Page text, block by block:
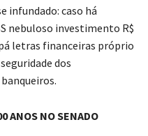
infundado: caso há
nebuloso investimento R$
letras financeiras próprio
dos
ANOS NO SENADO